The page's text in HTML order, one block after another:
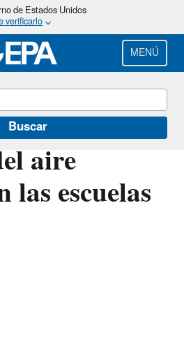
Pasar
al
contenido
principal
de Estados Unidos
verificarlo
MENÚ
Buscar
aire
escuelas
interior